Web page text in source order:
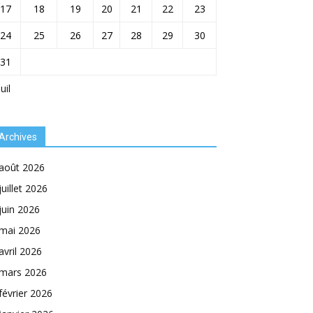
17 18 19 20 21 22
23
24
25 26 27 28 29
30
31
2026
2026
2026
2026
2026
2026
2026